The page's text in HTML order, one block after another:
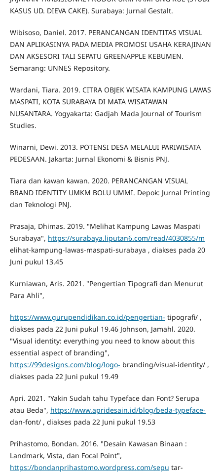
KASUS UD. DIEVA CAKE). Surabaya: Jurnal Gestalt.
Wibisoso, Daniel. 2017. PERANCANGAN IDENTITAS VISUAL
DAN APLIKASINYA PADA MEDIA PROMOSI USAHA KERAJINAN
DAN AKSESORI TALI SEPATU GREENAPPLE KEBUMEN.
Semarang: UNNES Repository.
Wardani, Tiara. 2019. CITRA OBJEK WISATA KAMPUNG LAWAS
MASPATI, KOTA SURABAYA DI MATA WISATAWAN
NUSANTARA. Yogyakarta: Gadjah Mada Journal of Tourism
Studies.
Winarni, Dewi. 2013. POTENSI DESA MELALUI PARIWISATA
PEDESAAN. Jakarta: Jurnal Ekonomi & Bisnis PNJ.
Tiara dan kawan kawan. 2020. PERANCANGAN VISUAL
BRAND IDENTITY UMKM BOLU UMMI. Depok: Jurnal Printing
dan Teknologi PNJ.
Prasaja, Dhimas. 2019. "Melihat Kampung Lawas Maspati
Surabaya", https://surabaya.liputan6.com/read/4030855/m
elihat-kampung-lawas-maspati-surabaya , diakses pada 20
Juni pukul 13.45
Kurniawan, Aris. 2021. "Pengertian Tipografi dan Menurut
Para Ahli",
https://www.gurupendidikan.co.id/pengertian- tipografi/ ,
diakses pada 22 Juni pukul 19.46 Johnson, Jamahl. 2020.
"Visual identity: everything you need to know about this
essential aspect of branding",
https://99designs.com/blog/logo- branding/visual-identity/ ,
diakses pada 22 Juni pukul 19.49
Apri. 2021. "Yakin Sudah tahu Typeface dan Font? Serupa
atau Beda", https://www.apridesain.id/blog/beda-typeface-
dan-font/ , diakses pada 22 Juni pukul 19.53
Prihastomo, Bondan. 2016. "Desain Kawasan Binaan :
Landmark, Vista, dan Focal Point",
https://bondanprihastomo.wordpress.com/sepu tar-